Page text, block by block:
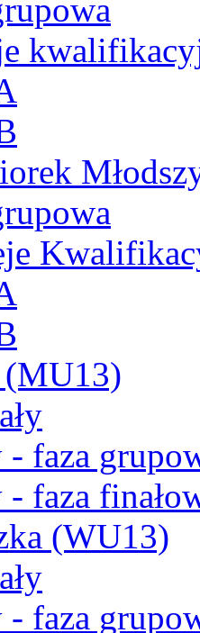
(MU13)
- faza
- faza
(WU13)
- faza